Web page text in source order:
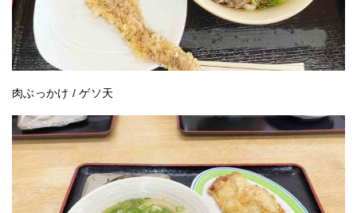
肉ぶっかけ / ゲソ天